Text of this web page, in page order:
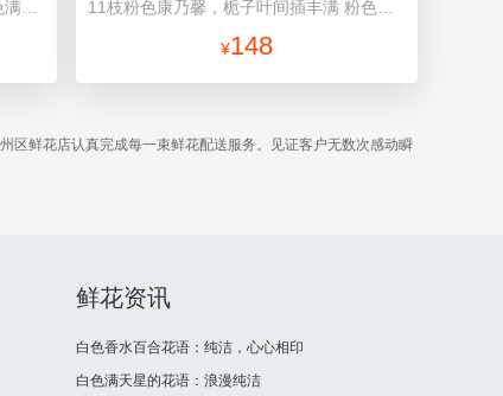
¥148
区鲜花店认真完成每一束鲜花配送服务。见证客户无数次感动瞬
鲜花资讯
白色香水百合花语：纯洁，心心相印
白色满天星的花语：浪漫纯洁